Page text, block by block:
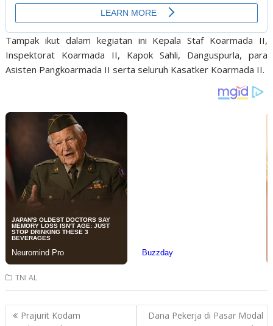
Tampak ikut dalam kegiatan ini Kepala Staf Koarmada II,
Inspektorat Koarmada II, Kapok Sahli, Danguspurla, para
Asisten Pangkoarmada II serta seluruh Kasatker Koarmada II.
TNI AL
Post
Prajurit Kodam
Dana Pekerja di Pasar Modal